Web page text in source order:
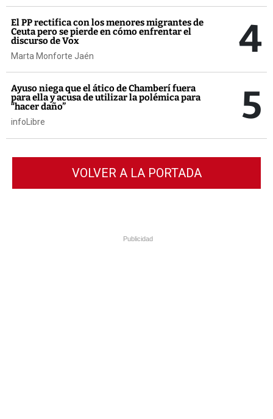
El PP rectifica con los menores migrantes de
Ceuta pero se pierde en cómo enfrentar el
discurso de Vox
Marta Monforte Jaén 4
Ayuso niega que el ático de Chamberí fuera
para ella y acusa de utilizar la polémica para
“hacer daño”
infoLibre 5
VOLVER A LA PORTADA
Publicidad